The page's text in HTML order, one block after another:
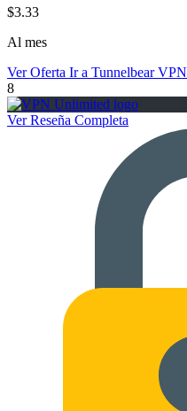
$3.33
Al mes
Ver Oferta Ir a Tunnelbear VPN
8
Ver Reseña Completa